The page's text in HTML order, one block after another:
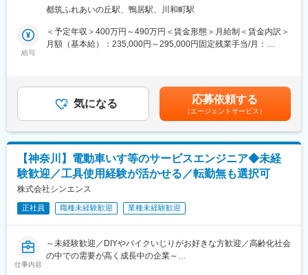
し、事業拡大を進めながら、地域のニーズに応えています。
す。
■業務詳細：
・電動車いすレンタルサービス、オリジナル福祉用具の提案
■業務補足：
・営業方法：社用車で1日あたり5～6件程度の法人に訪問し、自
・営業先：福祉用具取扱業者、卸業者、ケアマネジャー、その他
※個人宅への飛び込み営業はありません。
・取扱商品：スズキ、ヤマハなど国内大手メーカーや自社ブラン
ドの電動車いす／自社ブランドの福祉用具（歩行関連機器）
■当社の強み：
豊富な商品ラインナップ、電動車いすについての専門的なメンテ
ナンス技術力です。当社では、外部に委託することなく全ての整
備・メンテナンスを社内で行っています。参入障壁が高いビジネ
スを展開しており、お客様から高い信頼を得ています。
都筑ふれあいの丘駅、鴨居駅、川和町駅
給与
＜予定年収＞400万円～490万円＜賃金形態＞月給制＜賃金内訳＞
月額（基本給）：235,000円～295,000円固定残業手当/月：
やスキルを考慮の上、当社規定により決定いたします。■昇給：年
1回■賞与：年2回賃金はあくまでも目安の金額であり、選考を通
じて上下する可能性があります。月給(月額)は固定手当を含めた表
記です。
気になる 応募依頼する
（エージェントサービス）
【神奈川】電動車いす等のサービスエンジニア◆未経
験歓迎／工具使用経験が活かせる／転勤無も選択可
株式会社シンエンス
正社員 職種未経験歓迎 業種未経験歓迎
仕事内容
～未経験歓迎／DIYやバイクいじりがお好きな方歓迎／高齢化社会
の中での需要が高く成長中の企業～